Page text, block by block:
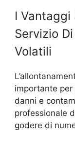
I Vantaggi
Servizio
Volatili
importante
danni e
professionale
godere di